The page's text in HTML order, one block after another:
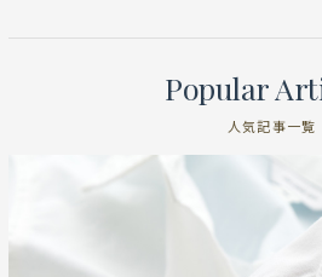
Popular
人気記事一覧